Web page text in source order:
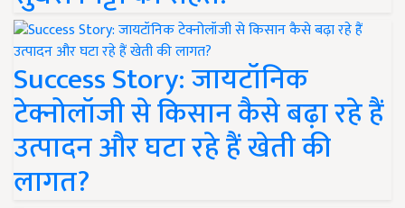
Success Story: जायटॉनिक
टेक्नोलॉजी से किसान कैसे बढ़ा रहे हैं
उत्पादन और घटा रहे हैं खेती की
लागत?